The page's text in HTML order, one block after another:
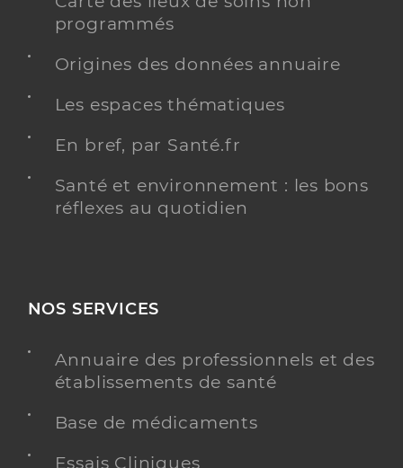
programmés
Origines des données annuaire
Les espaces thématiques
En bref, par Santé.fr
Santé et environnement : les bons
réflexes au quotidien
NOS SERVICES
Annuaire des professionnels et des
établissements de santé
Base de médicaments
Essais Cliniques